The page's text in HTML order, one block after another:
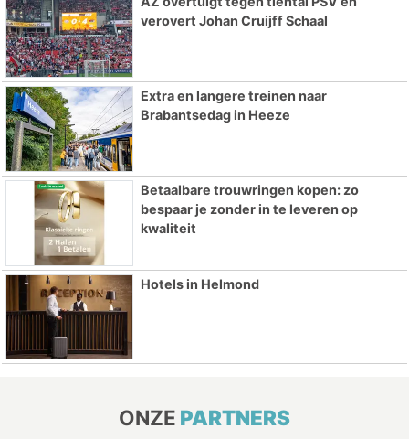
verovert Johan Cruijff Schaal
Extra en langere treinen naar
Brabantsedag in Heeze
Betaalbare trouwringen kopen: zo
bespaar je zonder in te leveren op
kwaliteit
Hotels in Helmond
ONZE PARTNERS